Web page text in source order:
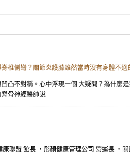
椎側彎？關節炎護膝雖然當時沒有身體不適
凸不對稱。心中浮現一個 大疑問？為什
骨神經醫師說
聯盟 館長 ・彤顏健康管理公司 營運長